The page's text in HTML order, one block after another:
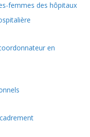
femmes des hôpitaux
en